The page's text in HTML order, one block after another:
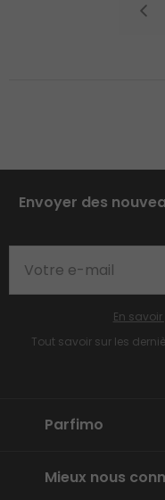
Envoyer des
Tout savoir sur les
En
Parfimo
Mieux nous